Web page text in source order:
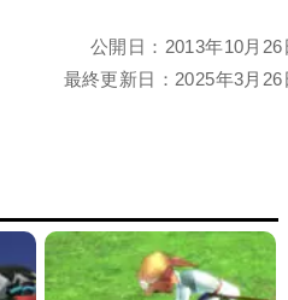
公開日： 2013年10月26
最終更新日： 2025年3月26